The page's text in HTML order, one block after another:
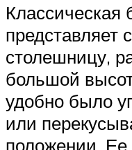
Классическая
представляет
столешницу,
большой
удобно было
или
положении.